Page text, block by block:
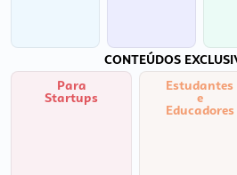
CONTEÚDOS
Para
Startups
Estudantes
e
Educadores